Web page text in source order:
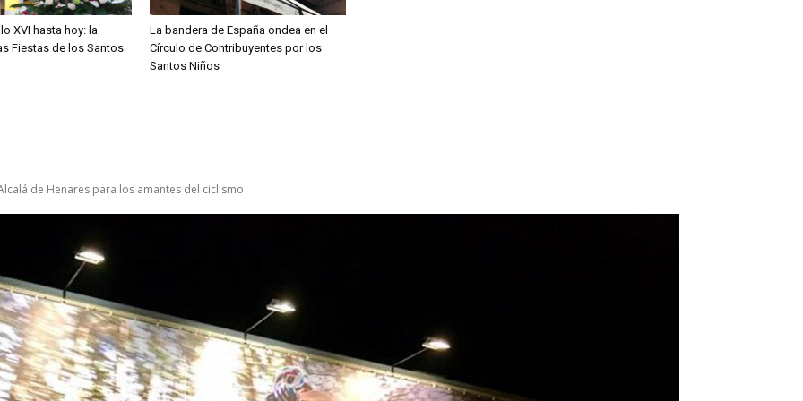
XVI hasta hoy: la
Fiestas de los Santos
La bandera de España ondea en el
Círculo de Contribuyentes por los
Santos Niños